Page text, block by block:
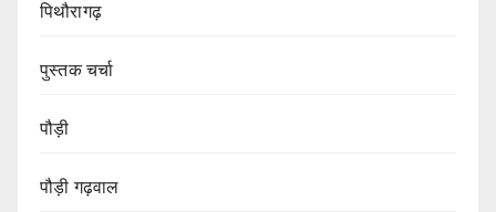
पिथौरागढ़
पुस्तक चर्चा
पौड़ी
पौड़ी गढ़वाल